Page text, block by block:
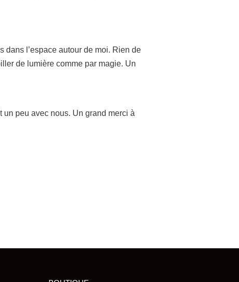
dans l’espace autour de moi. Rien de
de lumière comme par magie. Un
peu avec nous. Un grand merci à